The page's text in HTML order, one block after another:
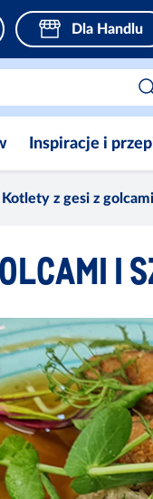
Dla Handlu
Inspiracje i
Kotlety z gesi z
I